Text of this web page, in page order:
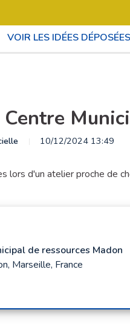
VOIR LES IDÉES DÉPOSÉES
10/12/2024 13:49
lors d'un atelier proche de
de ressources Madon
Marseille, France